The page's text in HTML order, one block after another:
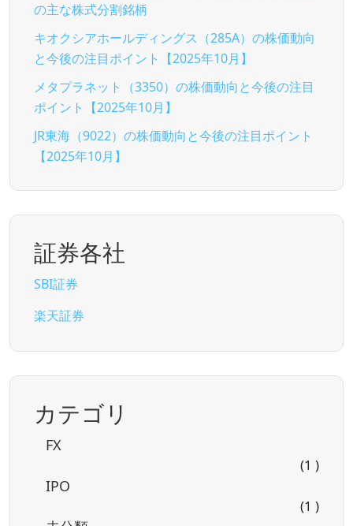
の主な株式分割銘柄
キオクシアホールディングス（285A）の株価動向
と今後の注目ポイント【2025年10月】
メタプラネット（3350）の株価動向と今後の注目
ポイント【2025年10月】
JR東海（9022）の株価動向と今後の注目ポイント
【2025年10月】
証券各社
SBI証券
楽天証券
カテゴリ
FX
(1 )
IPO
(1 )